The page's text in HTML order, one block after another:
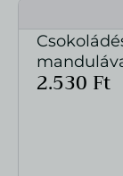
2.530 Ft